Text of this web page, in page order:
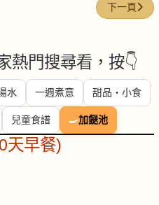
下一篇文章
下一頁
熱門搜尋看，按👇
水 一週煮意 甜品・小食
兒童食譜 🍳加餸池
天早餐)